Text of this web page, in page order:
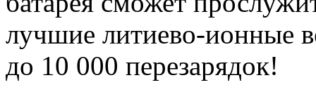
лучшие литиево-ионные
до 10 000 перезарядок!